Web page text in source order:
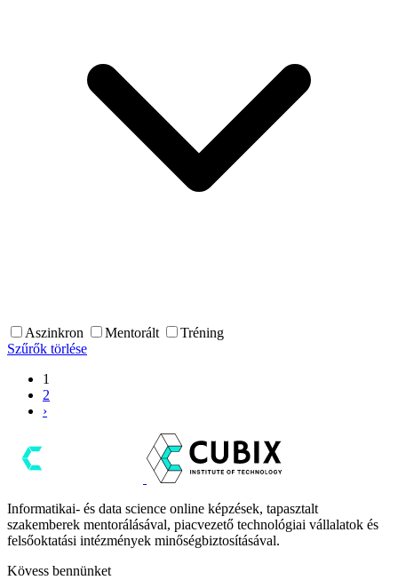
Aszinkron Mentorált
Tréning
Szűrők törlése
1
2
›
Informatikai- és data science online képzések, tapasztalt
szakemberek mentorálásával, piacvezető technológiai vállalatok és
felsőoktatási intézmények minőségbiztosításával.
Kövess bennünket